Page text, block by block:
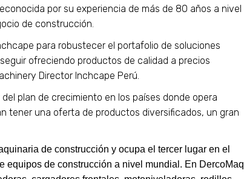
por su experiencia de más de 80 años a nivel
de construcción.
para robustecer el portafolio de soluciones
ofreciendo productos de calidad a precios
Director Inchcape Perú.
plan de crecimiento en los países donde opera
tener una oferta de productos diversificados, un gran
de construcción y ocupa el tercer lugar en el
equipos de construcción a nivel mundial. En DercoMaq